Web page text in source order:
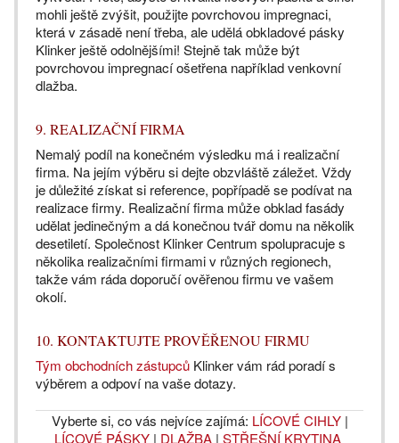
mohli ještě zvýšit, použijte povrchovou impregnaci,
která v zásadě není třeba, ale udělá obkladové pásky
Klinker ještě odolnějšími! Stejně tak může být
povrchovou impregnací ošetřena například venkovní
dlažba.
9. REALIZAČNÍ FIRMA
Nemalý podíl na konečném výsledku má i realizační
firma. Na jejím výběru si dejte obzvláště záležet. Vždy
je důležité získat si reference, popřípadě se podívat na
realizace firmy. Realizační firma může obklad fasády
udělat jedinečným a dá konečnou tvář domu na několik
desetiletí. Společnost Klinker Centrum spolupracuje s
několika realizačními firmami v různých regionech,
takže vám ráda doporučí ověřenou firmu ve vašem
okolí.
10. KONTAKTUJTE PROVĚŘENOU FIRMU
Tým obchodních zástupců Klinker vám rád poradí s
výběrem a odpoví na vaše dotazy.
Vyberte si, co vás nejvíce zajímá: LÍCOVÉ CIHLY|
LÍCOVÉ PÁSKY | DLAŽBA | STŘEŠNÍ KRYTINA